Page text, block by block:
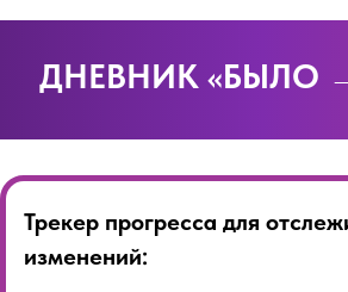
ДНЕВНИК «БЫЛО
Трекер прогресса для
изменений: